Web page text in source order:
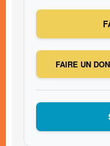
FAIRE UN